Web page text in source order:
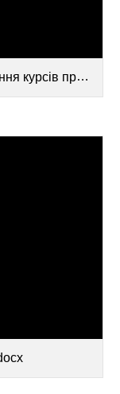
при ПАНО.docx